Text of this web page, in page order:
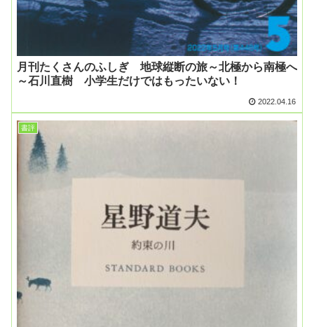
月刊たくさんのふしぎ 地球縦断の旅～北極から南極へ
～石川直樹 小学生だけではもったいない！
2022.04.16
書評